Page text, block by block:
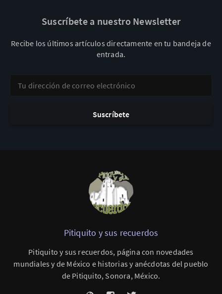
Suscríbete a nuestro Newsletter
Recibe los últimos artículos directamente en tu bandeja de
entrada.
Suscríbete
Pitiquito y sus recuerdos
Pitiquito y sus recuerdos, página con novedades
mundiales y de México e historias y anécdotas del pueblo
de Pitiquito, Sonora, México.